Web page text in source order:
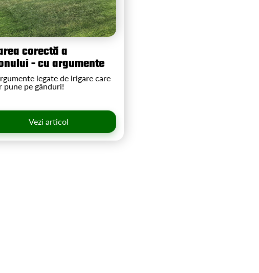
corectă a
- cu argumente
legate de irigare care
pune pe gânduri!
Vezi articol